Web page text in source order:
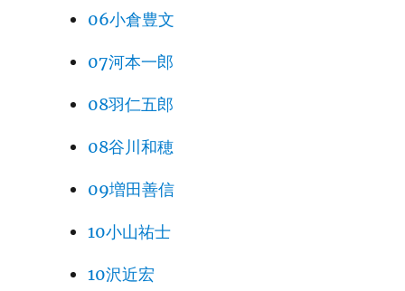
06小倉豊文
07河本一郎
08羽仁五郎
08谷川和穂
09増田善信
10小山祐士
10沢近宏